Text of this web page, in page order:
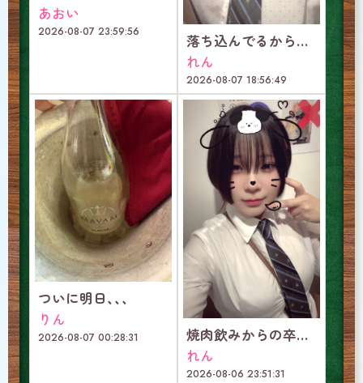
あおい
2026-08-07 23:59:56
落ち込んでるから少し甘やかしてほしいな♡
れん
2026-08-07 18:56:49
ついに明日、、、
りん
2026-08-07 00:28:31
焼肉飲みからの卒業イベントで最強に楽しい日！！
れん
2026-08-06 23:51:31